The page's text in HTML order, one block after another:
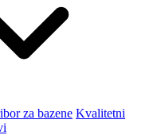
za bazene Kvalitetni